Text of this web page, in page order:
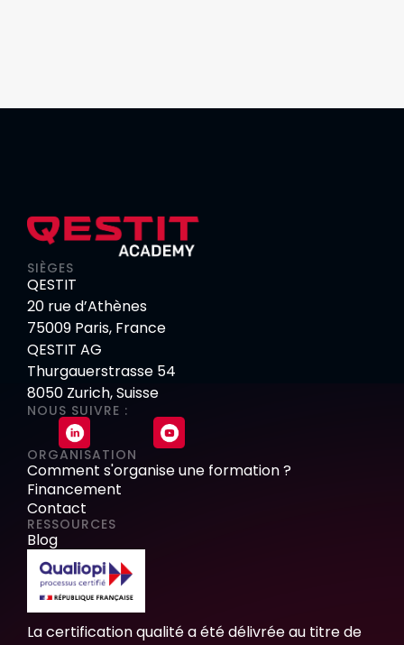
SIÈGES
QESTIT
20 rue d’Athènes
75009 Paris, France
QESTIT AG
Thurgauerstrasse 54
8050 Zurich, Suisse
NOUS SUIVRE :
ORGANISATION
Comment s'organise une formation ?
Financement
Contact
RESSOURCES
Blog
La certification qualité a été délivrée au titre de